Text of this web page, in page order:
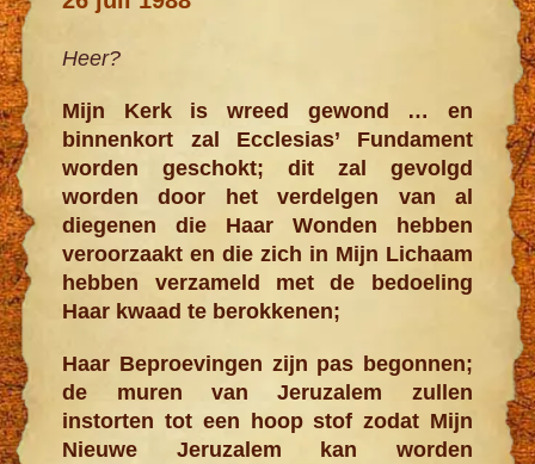
Heer?
Mijn Kerk is wreed gewond … en
binnenkort zal Ecclesias’ Fundament
worden geschokt; dit zal gevolgd
worden door het verdelgen van al
diegenen die Haar Wonden hebben
veroorzaakt en die zich in Mijn Lichaam
hebben verza­meld met de bedoeling
Haar kwaad te berokkenen;
Haar Beproevingen zijn pas begonnen;
de muren van Jeruzalem zullen
instorten tot een hoop stof zodat Mijn
Nieuwe Jeruzalem kan worden